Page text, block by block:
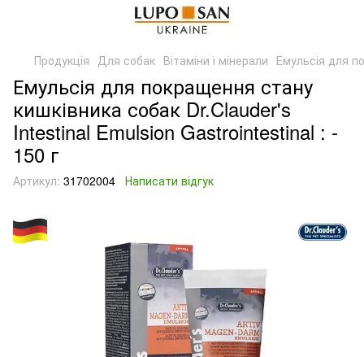
Продукція Для собак Вітаміни і мінерали Емульсія для
Емульсія для покращення стану
кишківника собак Dr.Clauder's
Intestinal Emulsion Gastrointestinal : -
150 г
Артикул: 31702004 Написати відгук